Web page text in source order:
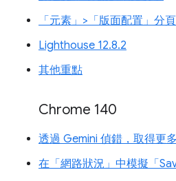
「元素」>「版面配置」分
Lighthouse 12.8.2
其他重點
Chrome 140
透過 Gemini 偵錯，取得更
在「網路狀況」中模擬「